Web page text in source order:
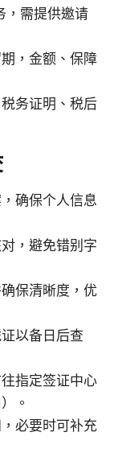
，需提供邀请
，金额、保障
务证明、税后
确保个人信息
，避免错别字
保清晰度，优
以备日后查
指定签证中心
。
必要时可补充